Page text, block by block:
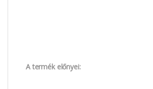
A termék előnyei: